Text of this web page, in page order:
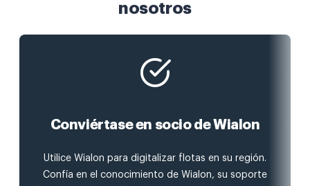
nosotros
Conviértase en socio de Wialon
Utilice Wialon para digitalizar flotas en su región.
Confía en el conocimiento de Wialon, su soporte